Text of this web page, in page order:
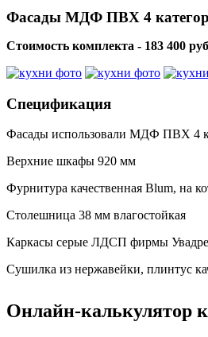
Фасады МДФ ПВХ 4
Стоимость комплекта - 183 400
Спецификация
Фасады использовали МДФ ПВХ 4
Верхние шкафы 920 мм
Фурнитура качественная Blum, на
Столешница 38 мм влагостойкая
Каркасы серые ЛДСП фирмы
Сушилка из нержавейки, плинтус
Онлайн-калькулятор